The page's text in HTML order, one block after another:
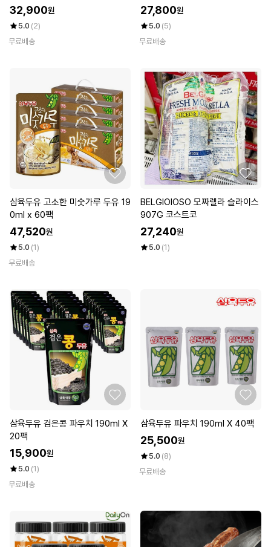
32,900원
5.0 (2)
무료배송
(총40팩)
27,800원
5.0 (5)
무료배송
삼육두유 고소한 미숫가루 두유 19
0ml x 60팩
47,520원
5.0 (1)
무료배송
BELGIOIOSO 모짜렐라 슬라이스
907G 코스트코
27,240원
5.0 (1)
삼육두유 검은콩 파우치 190ml X
20팩
15,900원
5.0 (1)
무료배송
삼육두유 파우치 190ml X 40팩
25,500원
5.0 (8)
무료배송